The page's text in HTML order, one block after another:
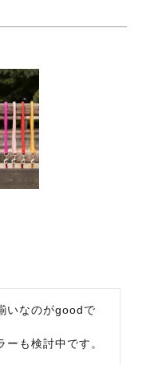
いなのがgoodで
も検討中です。